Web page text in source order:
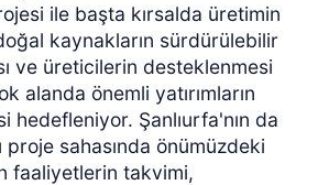
ile başta kırsalda üretimin
kaynakların sürdürülebilir
ve üreticilerin desteklenmesi
alanda önemli yatırımların
hedefleniyor. Şanlıurfa'nın da
sahasında önümüzdeki
faaliyetlerin takvimi,